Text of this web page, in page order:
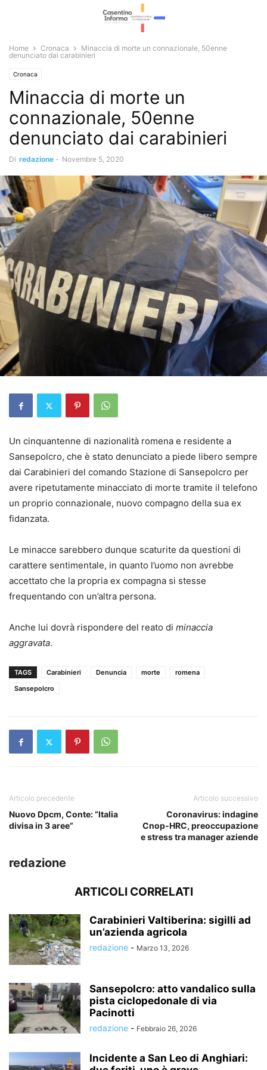
Home Cronaca
Minaccia di morte un connazionale, 50enne
denunciato dai carabinieri
Cronaca
Minaccia di morte un
connazionale, 50enne
denunciato dai carabinieri
Di redazione - Novembre 5, 2020
Un cinquantenne di nazionalità romena e residente a
Sansepolcro, che è stato denunciato a piede libero sempre
dai Carabinieri del comando Stazione di Sansepolcro per
avere ripetutamente minacciato di morte tramite il telefono
un proprio connazionale, nuovo compagno della sua ex
fidanzata.
Le minacce sarebbero dunque scaturite da questioni di
carattere sentimentale, in quanto l’uomo non avrebbe
accettato che la propria ex compagna si stesse
frequentando con un’altra persona.
Anche lui dovrà rispondere del reato di minaccia
aggravata.
TAGS Carabinieri Denuncia morte
romena
Sansepolcro
Articolo precedente
Nuovo Dpcm, Conte: “Italia
divisa in 3 aree”
Articolo successivo
Coronavirus: indagine
Cnop-HRC, preoccupazione
e stress tra manager aziende
redazione
ARTICOLI CORRELATI
Carabinieri Valtiberina: sigilli ad
un’azienda agricola
redazione - Marzo 13, 2026
Sansepolcro: atto vandalico sulla
pista ciclopedonale di via
Pacinotti
redazione - Febbraio 26, 2026
Incidente a San Leo di Anghiari: